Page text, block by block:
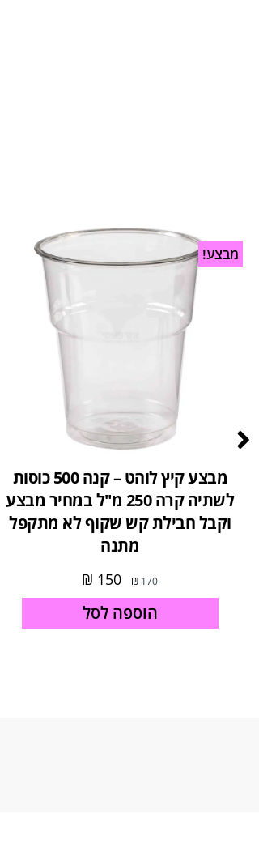
מבצע!
מבצע קיץ לוהט – קנה 500 כוסות
לשתיה קרה 250 מ"ל במחיר מבצע
וקבל חבילת קש שקוף לא מתקפל
מתנה
170
₪
150
₪
הוספה לסל